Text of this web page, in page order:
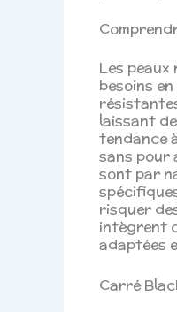
Les
besoins
laissant
tendance
sans pour
sont par
risquer
intègrent
adaptées
Carré